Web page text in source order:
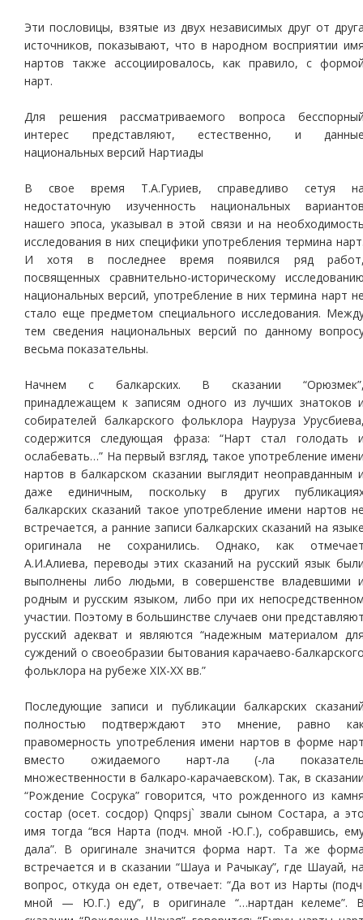
Эти пословицы, взятые из двух независимых друг от
источников, показывают, что в народном восприятии
нартов также ассоциировалось, как правило, с
нарт.
Для решения рассматриваемого вопроса
интерес представляют, естественно, и
национальных версий Нартиады
В свое время Т.А.Гуриев, справедливо сетуя
недостаточную изученность национальных
нашего эпоса, указывал в этой связи и на
исследования в них специфики употребления термина
И хотя в последнее время появился ряд
посвященных сравнительно-историческому
национальных версий, употребление в них термина нарт
стало еще предметом специального исследования.
тем сведения национальных версий по данному
весьма показательны.
Начнем с балкарских. В сказании
принадлежащем к записям одного из лучших знатоков
собирателей балкарского фольклора Науруза
содержится следующая фраза: “Нарт стал голодать
ослабевать…” На первый взгляд, такое употребление
нартов в балкарском сказании выглядит неоправданным
даже единичным, поскольку в других
балкарских сказаний такое употребление имени нартов
встречается, а ранние записи балкарских сказаний на
оригинала не сохранились. Однако, как
А.И.Алиева, переводы этих сказаний на русский язык
выполнены либо людьми, в совершенстве владевшими
родным и русским языком, либо при их
участии. Поэтому в большинстве случаев они
русский адекват и являются “надежным материалом
суждений о своеобразии бытования карачаево-
фольклора на рубеже XIX-XX вв.”
Последующие записи и публикации балкарских
полностью подтверждают это мнение, равно
правомерность употребления имени нартов в форме
вместо ожидаемого нарт-ла (-ла
множественности в балкаро-карачаевском). Так, в
“Рождение Сосрука” говорится, что рожденного из
состар (осет. сосдор) Qnqpsj` звали сыном Состара, а
имя тогда “вся Нарта (подч. мной -Ю.Г.), собравшись,
дала”. В оригинале значится форма нарт. Та же
встречается и в сказании “Шауа и Рачыкау”, где Шауай,
вопрос, откуда он едет, отвечает: “Да вот из Нарты
мной — Ю.Г.) еду”, в оригинале “…нартдан келеме”.